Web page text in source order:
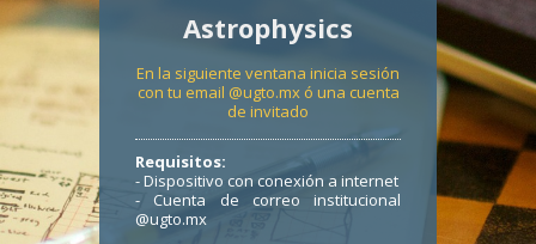
Astrophysics
En la siguiente ventana inicia sesión
con tu email @ugto.mx ó una cuenta
de invitado
Requisitos:
- Dispositivo con conexión a internet
- Cuenta de correo institucional
@ugto.mx